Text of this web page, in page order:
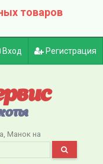
товаров
Вход Регистрация
Манок на